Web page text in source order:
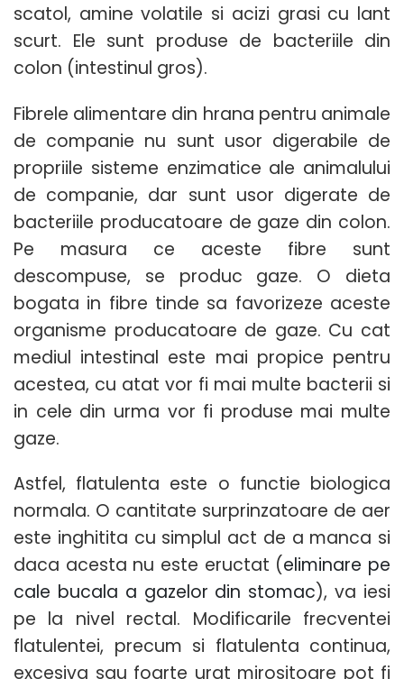
scatol, amine volatile si acizi grasi cu lant
scurt. Ele sunt produse de bacteriile din
colon (intestinul gros).
Fibrele alimentare din hrana pentru animale
de companie nu sunt usor digerabile de
propriile sisteme enzimatice ale animalului
de companie, dar sunt usor digerate de
bacteriile producatoare de gaze din colon.
Pe masura ce aceste fibre sunt
descompuse, se produc gaze. O dieta
bogata in fibre tinde sa favorizeze aceste
organisme producatoare de gaze. Cu cat
mediul intestinal este mai propice pentru
acestea, cu atat vor fi mai multe bacterii si
in cele din urma vor fi produse mai multe
gaze.
Astfel, flatulenta este o functie biologica
normala. O cantitate surprinzatoare de aer
este inghitita cu simplul act de a manca si
daca acesta nu este eructat (eliminare pe
cale bucala a gazelor din stomac), va iesi
pe la nivel rectal. Modificarile frecventei
flatulentei, precum si flatulenta continua,
excesiva sau foarte urat mirositoare pot fi